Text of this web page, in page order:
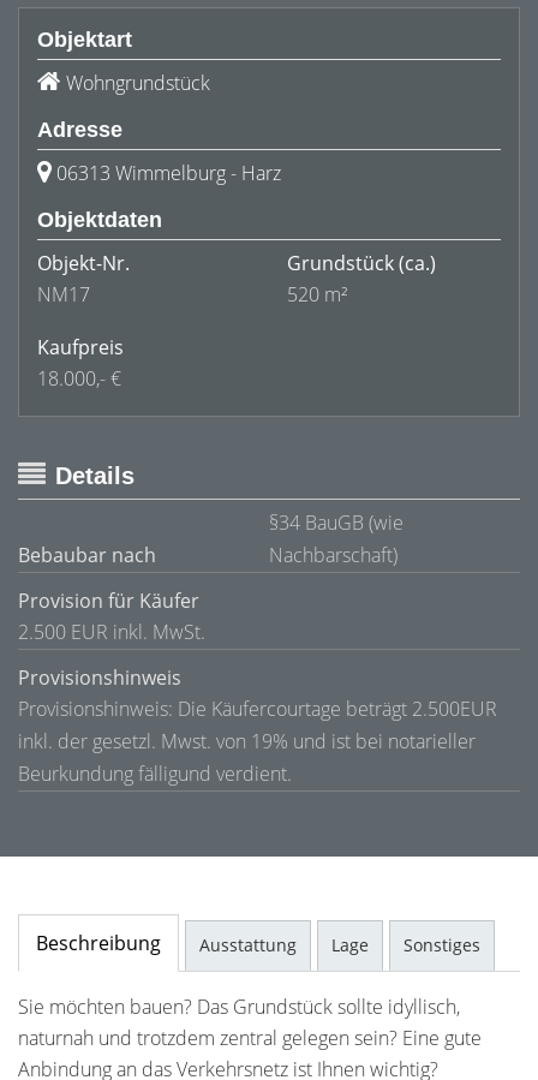
Objektart
Wohngrundstück
Adresse
06313 Wimmelburg - Harz
Objektdaten
Objekt-Nr.
NM17
Grundstück(ca.)
520 m²
Kaufpreis
18.000,- €
Details
Bebaubar nach
§34 BauGB (wie
Nachbarschaft)
Provision für Käufer
2.500 EUR inkl. MwSt.
Provisionshinweis
Provisionshinweis: Die Käufercourtage beträgt 2.500EUR
inkl. der gesetzl. Mwst. von 19% und ist bei notarieller
Beurkundung fälligund verdient.
Beschreibung Ausstattung Lage Sonstiges
Sie möchten bauen? Das Grundstück sollte idyllisch,
naturnah und trotzdem zentral gelegen sein? Eine gute
Anbindung an das Verkehrsnetz ist Ihnen wichtig?